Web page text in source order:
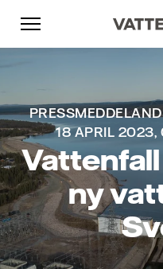
Skip to content
Gå till
Gå till sidfoten
18 APRIL
ny
Gå till